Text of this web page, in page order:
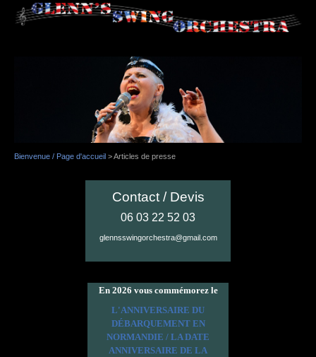
Bienvenue / Page d'accueil >Articles de presse
Contact / Devis
06 03 22 52 03
glennsswingorchestra@gmail.com
En 2026 vous commémorez le
L'ANNIVERSAIRE DU
DÉBARQUEMENT EN
NORMANDIE / LA DATE
ANNIVERSAIRE DE LA